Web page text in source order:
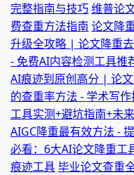
完整指南与技巧维普论
费查重方法指南 论文降
升级全攻略 | 论文降重
- 免费AI内容检测工具推
AI痕迹到原创高分 | 论
的查重率方法 - 学术写
工具实测+避坑指南+未
AIGC降重最有效方法 -
必看：6大AI论文降重工
痕迹工具毕业论文查重